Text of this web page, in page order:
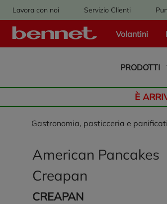
Lavora con noi Servizio Clienti
Volantini
Logo Bennet - Torna alla
PRODOTTI
È
gastronomia, pasticceria e panificati
American Pancakes
Creapan
CREAPAN